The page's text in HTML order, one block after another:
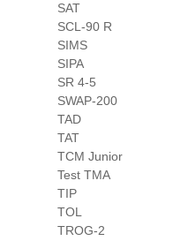
SAT
SCL-90 R
SIMS
SIPA
SR 4-5
SWAP-200
TAD
TAT
TCM Junior
Test TMA
TIP
TOL
TROG-2